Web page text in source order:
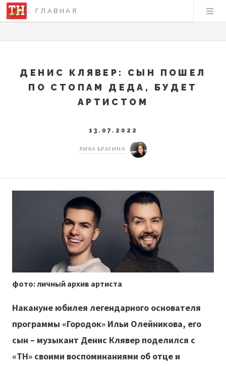
ГЛАВНАЯ
ДЕНИС КЛЯВЕР: СЫН ПОШЕЛ
ПО СТОПАМ ДЕДА, БУДЕТ
АРТИСТОМ
13.07.2022
ЛИКА БРАГИНА
фото: личный архив артиста
Накануне юбилея легендарного основателя
программы «Городок» Ильи Олейникова, его
сын – музыкант Денис Клявер поделился с
«ТН» своими воспоминаниями об отце и